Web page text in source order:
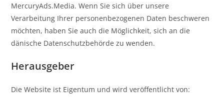
MercuryAds.Media. Wenn Sie sich über unsere
Verarbeitung Ihrer personenbezogenen Daten beschweren
möchten, haben Sie auch die Möglichkeit, sich an die
dänische Datenschutzbehörde zu wenden.
Herausgeber
Die Website ist Eigentum und wird veröffentlicht von: